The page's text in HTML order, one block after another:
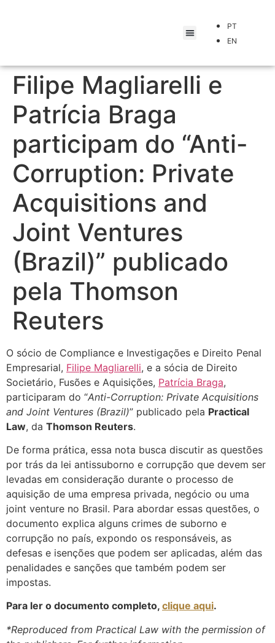
PT
EN
Filipe Magliarelli e
Patrícia Braga
participam do “Anti-
Corruption: Private
Acquisitions and
Joint Ventures
(Brazil)” publicado
pela Thomson
Reuters
O sócio de Compliance e Investigações e Direito Penal
Empresarial, Filipe Magliarelli, e a sócia de Direito
Societário, Fusões e Aquisições, Patrícia Braga,
participaram do “Anti-Corruption: Private Acquisitions
and Joint Ventures (Brazil)” publicado pela Practical
Law, da Thomson Reuters.
De forma prática, essa nota busca discutir as questões
por trás da lei antissuborno e corrupção que devem ser
levadas em consideração durante o processo de
aquisição de uma empresa privada, negócio ou uma
joint venture no Brasil. Para abordar essas questões, o
documento explica alguns crimes de suborno e
corrupção no país, expondo os responsáveis, as
defesas e isenções que podem ser aplicadas, além das
penalidades e sanções que também podem ser
impostas.
Para ler o documento completo, clique aqui.
*Reproduced from Practical Law with the permission of